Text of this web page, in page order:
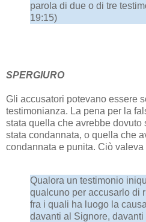
parola di due o di tre
19:15)
SPERGIURO
Gli accusatori potevano essere
testimonianza. La pena per la
stata quella che avrebbe dovuto
stata condannata, o quella che
condannata e punita. Ciò
Qualora un testimonio
qualcuno per accusarlo di
fra i quali ha luogo la
davanti al Signore,